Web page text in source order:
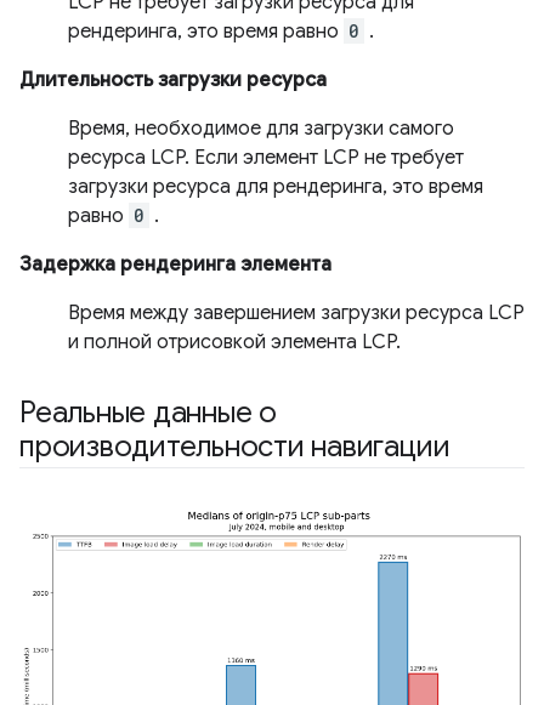
рендеринга, это время равно 0 .
Длительность загрузки ресурса
Время, необходимое для загрузки самого
ресурса LCP. Если элемент LCP не требует
загрузки ресурса для рендеринга, это время
равно 0 .
Задержка рендеринга элемента
Время между завершением загрузки ресурса LCP
и полной отрисовкой элемента LCP.
Реальные данные о
производительности навигации